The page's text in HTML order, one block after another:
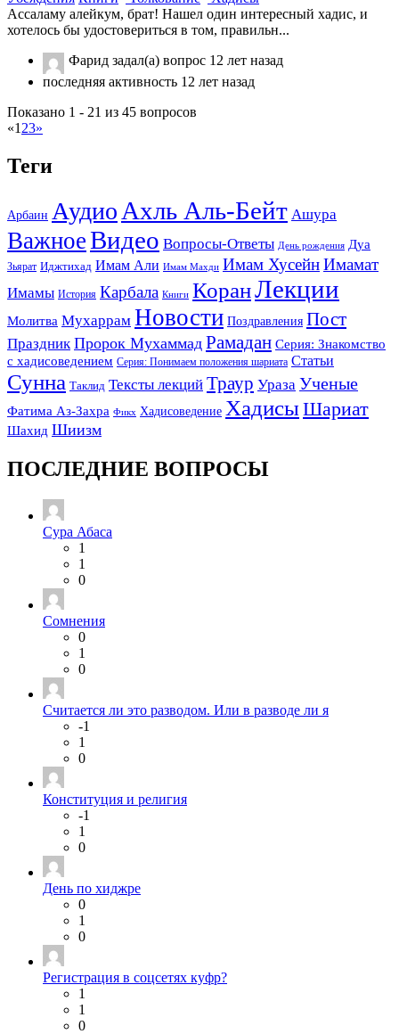
Ассаламу алейкум, брат! Нашел один интересный хадис, и
хотелось бы удостовериться в том, правильн...
Фарид задал(а) вопрос 12 лет назад
последняя активность 12 лет назад
Показано 1 - 21 из 45 вопросов
«1 23»
Теги
Арбаин Аудио Ахль Аль-Бейт Ашура
ВажноеВидео Вопросы-Ответы День рождения Дуа
Зьярат Иджтихад Имам Али Имам Махди Имам ХусейнИмамат
Имамы История Карбала Книги КоранЛекции
Молитва Мухаррам Новости Поздравления Пост
Праздник Пророк Мухаммад Рамадан Серия: Знакомство
с хадисоведением Серия: Понимаем положения шариата Статьи
Сунна Таклид Тексты лекций Траур Ураза Ученые
Фатима Аз-Захра Фикх Хадисоведение ХадисыШариат
Шахид Шиизм
ПОСЛЕДНИЕ ВОПРОСЫ
Сура Абаса
1
1
0
Сомнения
0
1
0
Считается ли это разводом. Или в разводе ли я
-1
1
0
Конституция и религия
-1
1
0
День по хиджре
0
1
0
Регистрация в соцсетях куфр?
1
1
0